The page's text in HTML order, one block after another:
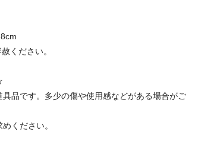
ください。
具品です。多少の傷や使用感などがある場合がご
ください。